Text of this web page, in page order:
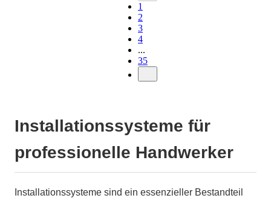
1
2
3
4
...
35
Installationssysteme für
professionelle Handwerker
Installationssysteme sind ein essenzieller Bestandteil